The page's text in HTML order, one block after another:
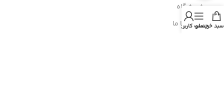
- فروشگاه
- تماس با ماسبد خریدمنو
حساب کاربری من